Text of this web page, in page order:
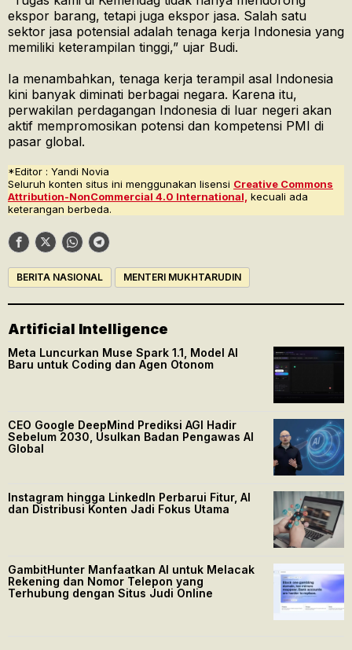
ekspor barang, tetapi juga ekspor jasa. Salah satu
sektor jasa potensial adalah tenaga kerja Indonesia yang
memiliki keterampilan tinggi,” ujar Budi.
Ia menambahkan, tenaga kerja terampil asal Indonesia
kini banyak diminati berbagai negara. Karena itu,
perwakilan perdagangan Indonesia di luar negeri akan
aktif mempromosikan potensi dan kompetensi PMI di
pasar global.
*Editor : Yandi Novia
Seluruh konten situs ini menggunakan lisensi Creative Commons
Attribution-NonCommercial 4.0 International, kecuali ada
keterangan berbeda.
BERITA NASIONAL MENTERI MUKHTARUDIN
Artificial Intelligence
Meta Luncurkan Muse Spark 1.1, Model AI
Baru untuk Coding dan Agen Otonom
CEO Google DeepMind Prediksi AGI Hadir
Sebelum 2030, Usulkan Badan Pengawas AI
Global
Instagram hingga LinkedIn Perbarui Fitur, AI
dan Distribusi Konten Jadi Fokus Utama
GambitHunter Manfaatkan AI untuk Melacak
Rekening dan Nomor Telepon yang
Terhubung dengan Situs Judi Online